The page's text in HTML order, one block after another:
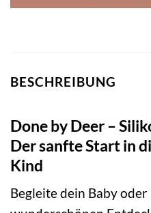
BESCHREIBUNG
Done by Deer –
Der sanfte Start in
Kind
Begleite dein Baby